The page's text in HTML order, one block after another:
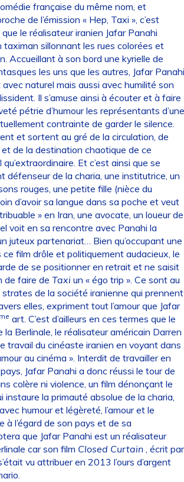
française du même nom, et
de l’émission « Hep, Taxi », c’est
le réalisateur iranien Jafar Panahi
taximan sillonnant les rues colorées et
Accueillant à son bord une kyrielle de
les uns que les autres, Jafar Panahi
naturel mais aussi avec humilité son
Il s’amuse ainsi à écouter et à faire
pétrie d’humour les représentants d’une
contrainte de garder le silence.
et sortent au gré de la circulation, de
de la destination chaotique de ce
Et c’est ainsi que se
défenseur de la charia, une institutrice, un
rouges, une petite fille (nièce du
d’avoir sa langue dans sa poche et veut
» en Iran, une avocate, un loueur de
voit en sa rencontre avec Panahi la
juteux partenariat… Bien qu’occupant une
film drôle et politiquement audacieux, le
de se positionner en retrait et ne saisit
de faire de Taxiun « égo trip ». Ce sont au
de la société iranienne qui prennent
elles, expriment tout l’amour que Jafar
art. C’est d’ailleurs en ces termes que le
la Berlinale, le réalisateur américain Darren
travail du cinéaste iranien en voyant dans
au cinéma ». Interdit de travailler en
Jafar Panahi a donc réussi le tour de
colère ni violence, un film dénonçant le
instaure la primauté absolue de la charia,
humour et légèreté, l’amour et le
à l’égard de son pays et de sa
que Jafar Panahi est un réalisateur
car son film Closed Curtain, écrit par
vu attribuer en 2013 l’ours d’argent